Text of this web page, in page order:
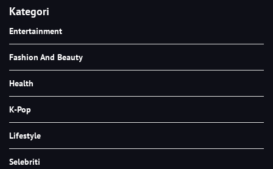
Kategori
Entertainment
Fashion And Beauty
Health
K-Pop
Lifestyle
Selebriti